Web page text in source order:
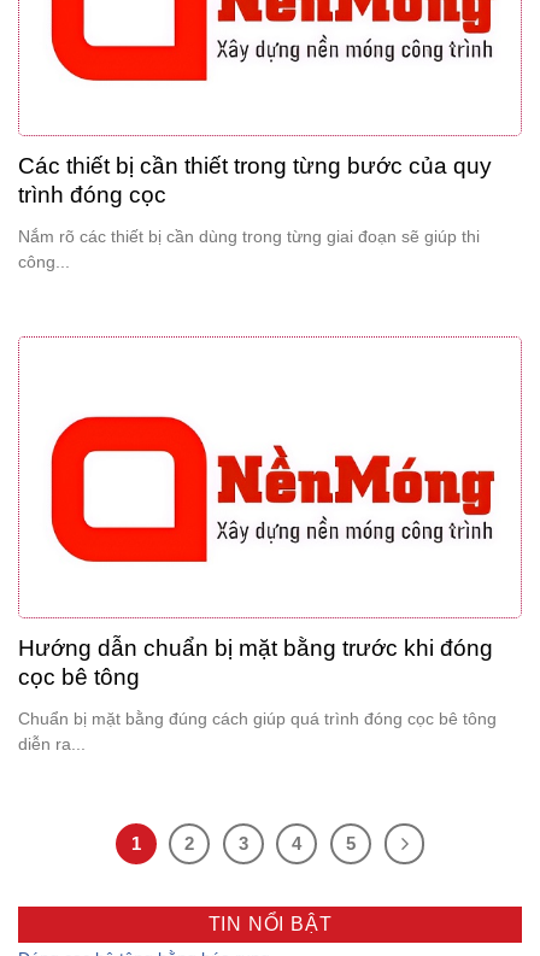
Các thiết bị cần thiết trong từng bước của quy
trình đóng cọc
Nắm rõ các thiết bị cần dùng trong từng giai đoạn sẽ giúp thi
công...
Hướng dẫn chuẩn bị mặt bằng trước khi đóng
cọc bê tông
Chuẩn bị mặt bằng đúng cách giúp quá trình đóng cọc bê tông
diễn ra...
1 2 3 4 5
TIN NỔI BẬT